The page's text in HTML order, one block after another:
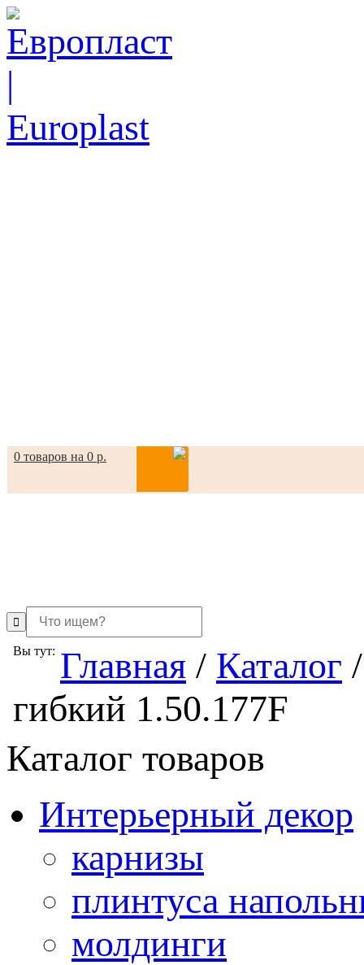
0 товаров на 0 р.
Вы тут: Главная / Каталог /
гибкий 1.50.177F
Каталог товаров
Интерьерный декор
карнизы
плинтуса
молдинги